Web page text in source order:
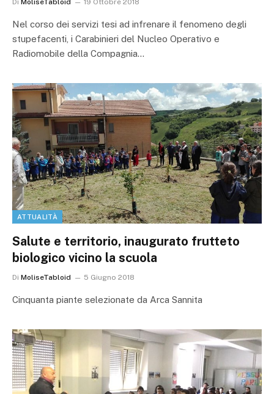
Di MoliseTabloid 19 Ottobre 2018
Nel corso dei servizi tesi ad infrenare il fenomeno degli
stupefacenti, i Carabinieri del Nucleo Operativo e
Radiomobile della Compagnia…
ATTUALITÀ
Salute e territorio, inaugurato frutteto
biologico vicino la scuola
Di MoliseTabloid 5 Giugno 2018
Cinquanta piante selezionate da Arca Sannita